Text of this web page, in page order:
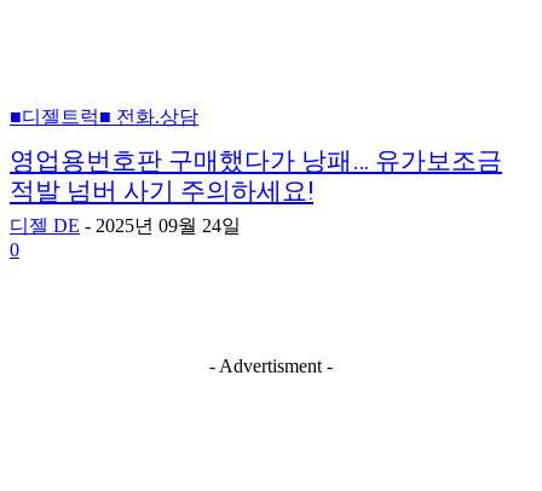
■디젤트럭■ 전화.상담
영업용번호판 구매했다가 낭패… 유가보조금
적발 넘버 사기 주의하세요!
디젤 DE - 2025년 09월 24일
0
- Advertisment -